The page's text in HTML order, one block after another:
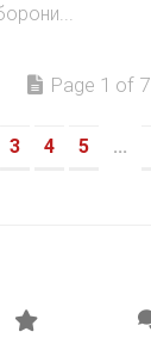
Page 1 of 7
3 4 5 ...